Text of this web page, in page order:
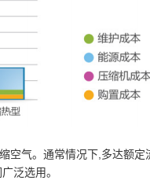
空气。通常情况下,多达额
泛选用。